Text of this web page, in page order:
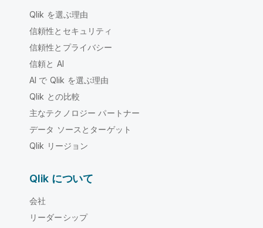
Qlik を選ぶ理由
信頼性とセキュリティ
信頼性とプライバシー
信頼と AI
AI で Qlik を選ぶ理由
Qlik との比較
主なテクノロジー パートナー
データ ソースとターゲット
Qlik リージョン
Qlik について
会社
リーダーシップ